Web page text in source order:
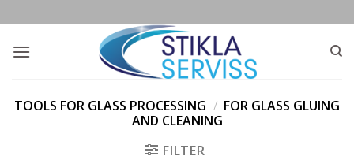
to
content
TOOLS FOR GLASS PROCESSING / FOR GLASS GLUING
AND CLEANING
FILTER